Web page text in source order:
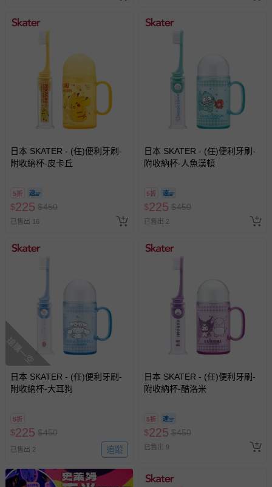
日本 SKATER - (任)便利牙刷-
附收納杯-皮卡丘
5折
$225 $450
已售出 16
日本 SKATER - (任)便利牙刷-
附收納杯-人魚漢頓
5折
$225 $450
已售出 2
搶購一空
日本 SKATER - (任)便利牙刷-
附收納杯-大耳狗
5折
$225 $450
已售出 2 追蹤
日本 SKATER - (任)便利牙刷-
附收納杯-酷洛米
5折
$225 $450
已售出 9